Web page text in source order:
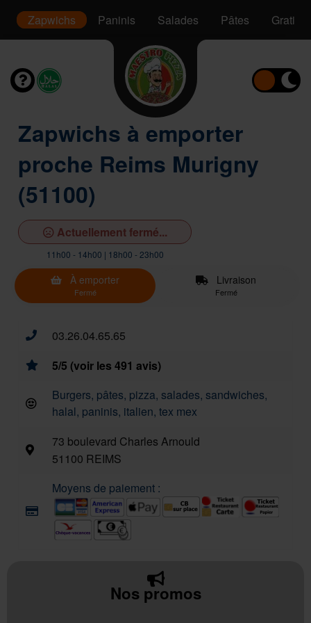
Zapwichs Paninis Salades Pâtes Gratins
Zapwichs à emporter
proche Reims Murigny
(51100)
Actuellement fermé...
11h00 - 14h00 | 18h00 - 23h00
À emporter
Fermé
Livraison
Fermé
03.26.04.65.65
5/5 (voir les 491 avis)
Burgers, pâtes, pizza, salades, sandwiches,
halal, paninis, italien, tex mex
73 boulevard Charles Arnould
51100 REIMS
Moyens de paiement :
Nos promos